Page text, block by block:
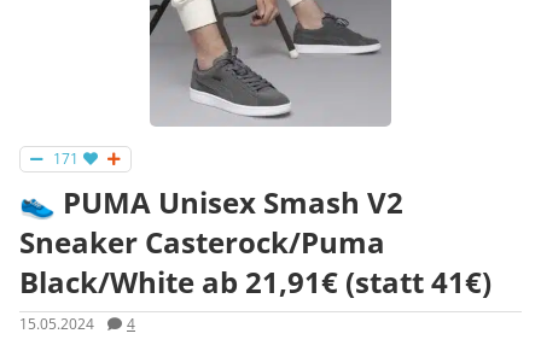
171
👟 PUMA Unisex Smash V2
Sneaker Casterock/Puma
Black/White ab 21,91€ (statt 41€)
15.05.2024 4